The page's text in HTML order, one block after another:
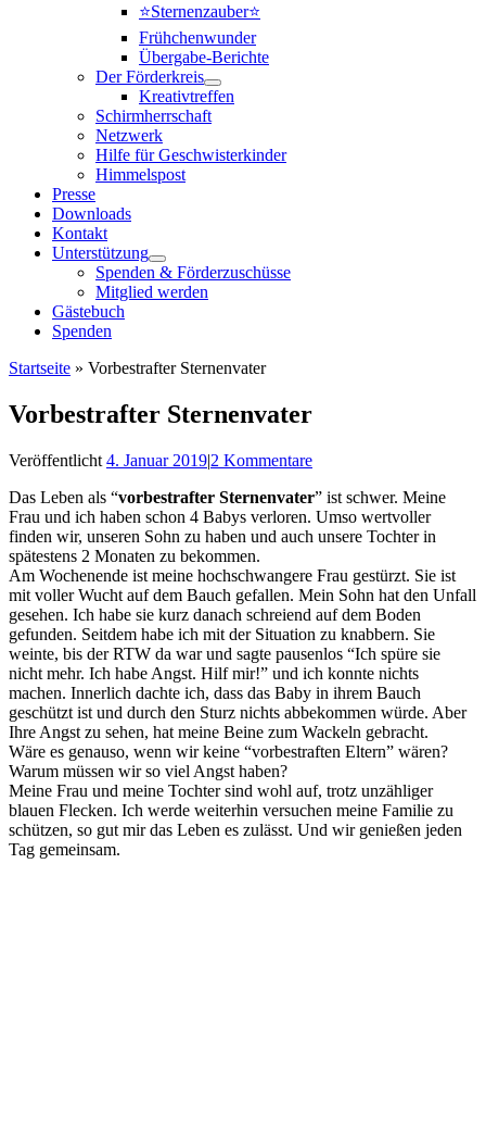
⭐Sternenzauber⭐
Frühchenwunder
Übergabe-Berichte
Der Förderkreis
Kreativtreffen
Schirmherrschaft
Netzwerk
Hilfe für Geschwisterkinder
Himmelspost
Presse
Downloads
Kontakt
Unterstützung
Spenden & Förderzuschüsse
Mitglied werden
Gästebuch
Spenden
Startseite » Vorbestrafter Sternenvater
Vorbestrafter Sternenvater
Veröffentlicht 4. Januar 2019|2 Kommentare
Das Leben als “vorbestrafter Sternenvater” ist schwer. Meine
Frau und ich haben schon 4 Babys verloren. Umso wertvoller
finden wir, unseren Sohn zu haben und auch unsere Tochter in
spätestens 2 Monaten zu bekommen.
Am Wochenende ist meine hochschwangere Frau gestürzt. Sie ist
mit voller Wucht auf dem Bauch gefallen. Mein Sohn hat den Unfall
gesehen. Ich habe sie kurz danach schreiend auf dem Boden
gefunden. Seitdem habe ich mit der Situation zu knabbern. Sie
weinte, bis der RTW da war und sagte pausenlos “Ich spüre sie
nicht mehr. Ich habe Angst. Hilf mir!” und ich konnte nichts
machen. Innerlich dachte ich, dass das Baby in ihrem Bauch
geschützt ist und durch den Sturz nichts abbekommen würde. Aber
Ihre Angst zu sehen, hat meine Beine zum Wackeln gebracht.
Wäre es genauso, wenn wir keine “vorbestraften Eltern” wären?
Warum müssen wir so viel Angst haben?
Meine Frau und meine Tochter sind wohl auf, trotz unzähliger
blauen Flecken. Ich werde weiterhin versuchen meine Familie zu
schützen, so gut mir das Leben es zulässt. Und wir genießen jeden
Tag gemeinsam.